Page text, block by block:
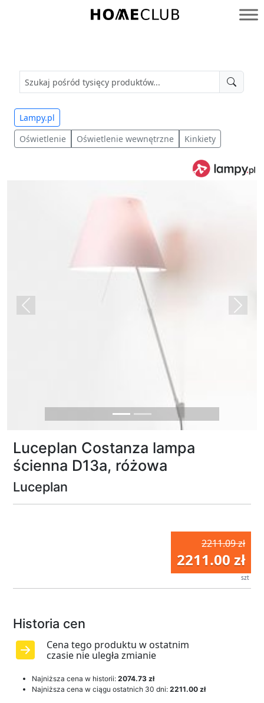
Homeclub
Lampy.pl
Oświetlenie
Oświetlenie wewnętrzne Kinkiety
Previous Next
Luceplan Costanza lampa
ścienna D13a, różowa
Luceplan
2211.09 zł
2211.00 zł
szt
Historia cen
Cena tego produktu w ostatnim
czasie nie uległa zmianie
Najniższa cena w historii: 2074.73 zł
Najniższa cena w ciągu ostatnich 30 dni: 2211.00 zł